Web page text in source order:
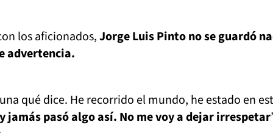
los aficionados,Jorge Luis Pinto no se guardó
advertencia.
qué dice. He recorrido el mundo, he estado en
y jamás pasó algo así. No me voy a dejar irrespetar